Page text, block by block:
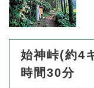
始神峠(約4
時間30分